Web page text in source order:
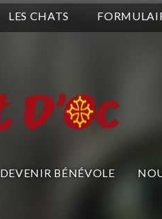
LES CHATS
DEVENIR BÉNÉVOLE